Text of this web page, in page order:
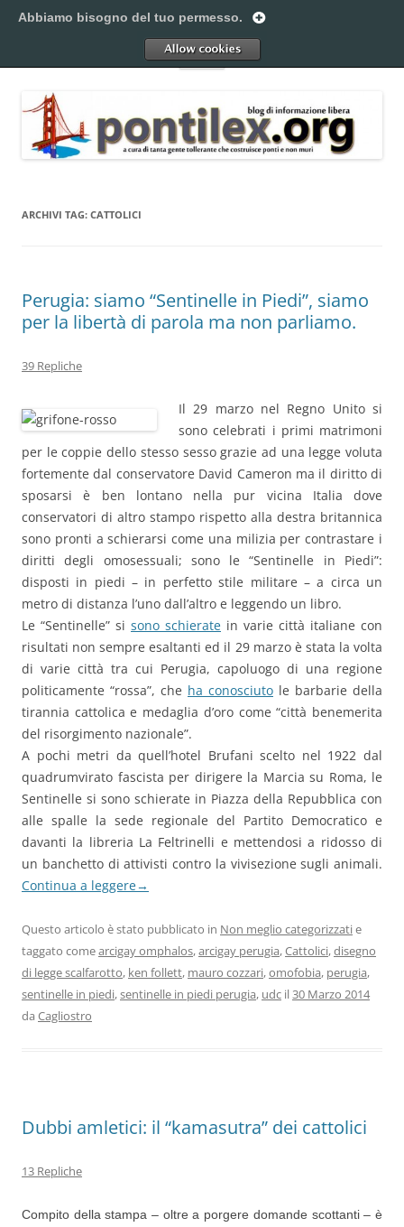
al
Pontilex
Menu
ARCHIVI TAG: CATTOLICI
Perugia: siamo “Sentinelle in Piedi”, siamo
per la libertà di parola ma non parliamo.
39 Repliche
Il 29 marzo nel Regno Unito si
sono celebrati i primi matrimoni
per le coppie dello stesso sesso grazie ad una legge voluta
fortemente dal conservatore David Cameron ma il diritto di
sposarsi è ben lontano nella pur vicina Italia dove
conservatori di altro stampo rispetto alla destra britannica
sono pronti a schierarsi come una milizia per contrastare i
diritti degli omosessuali; sono le “Sentinelle in Piedi”:
disposti in piedi – in perfetto stile militare – a circa un
metro di distanza l’uno dall’altro e leggendo un libro.
Le “Sentinelle” si sono schierate in varie città italiane con
risultati non sempre esaltanti ed il 29 marzo è stata la volta
di varie città tra cui Perugia, capoluogo di una regione
politicamente “rossa”, che ha conosciuto le barbarie della
tirannia cattolica e medaglia d’oro come “città benemerita
del risorgimento nazionale”.
A pochi metri da quell’hotel Brufani scelto nel 1922 dal
quadrumvirato fascista per dirigere la Marcia su Roma, le
Sentinelle si sono schierate in Piazza della Repubblica con
alle spalle la sede regionale del Partito Democratico e
davanti la libreria La Feltrinelli e mettendosi a ridosso di
un banchetto di attivisti contro la vivisezione sugli animali.
Continua a leggere→
Questo articolo è stato pubblicato in Non meglio categorizzatie
taggato comearcigay omphalos,arcigay perugia,Cattolici,disegno
di legge scalfarotto, ken follett, mauro cozzari,omofobia, perugia,
sentinelle in piedi,sentinelle in piedi perugia, udc il30 Marzo 2014
da Cagliostro
Dubbi amletici: il “kamasutra” dei cattolici
13 Repliche
Compito della stampa – oltre a porgere domande scottanti – è
Abbiamo bisogno del tuo permesso.